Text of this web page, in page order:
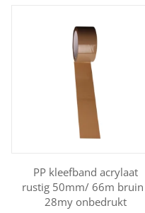
PP kleefband acrylaat
rustig 50mm/ 66m
28my onbedrukt